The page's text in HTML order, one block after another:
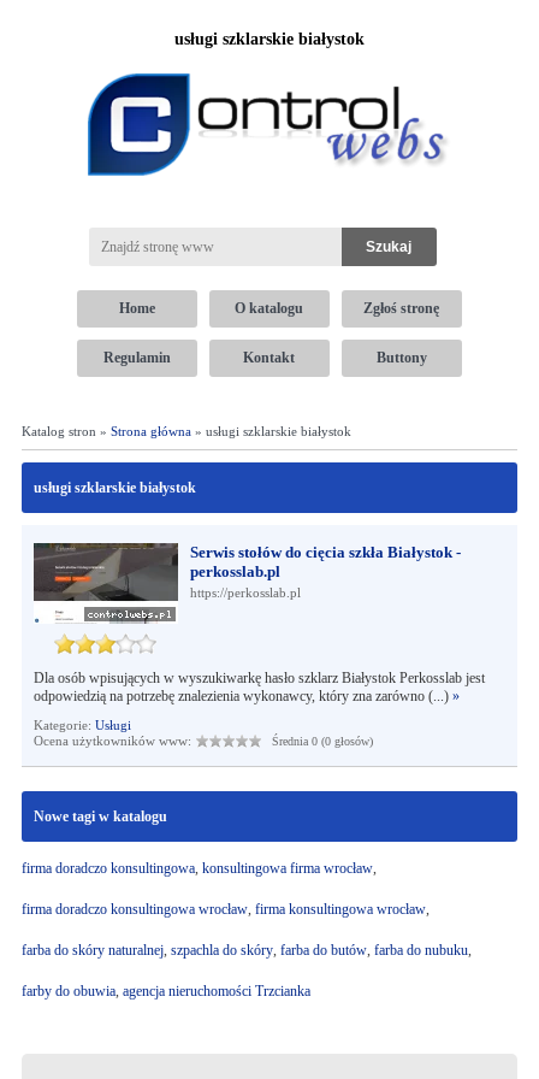
usługi szklarskie białystok
Home O katalogu Zgłoś stronę
Regulamin Kontakt Buttony
Katalog stron » Strona główna» usługi szklarskie białystok
usługi szklarskie białystok
Serwis stołów do cięcia szkła Białystok -
perkosslab.pl
https://perkosslab.pl
Dla osób wpisujących w wyszukiwarkę hasło szklarz Białystok Perkosslab jest
odpowiedzią na potrzebę znalezienia wykonawcy, który zna zarówno (...) »
Kategorie: Usługi
Ocena użytkowników www:
Średnia 0 (0 głosów)
Nowe tagi w katalogu
firma doradczo konsultingowa, konsultingowa firma wrocław,
firma doradczo konsultingowa wrocław, firma konsultingowa wrocław,
farba do skóry naturalnej, szpachla do skóry, farba do butów, farba do nubuku,
farby do obuwia, agencja nieruchomości Trzcianka